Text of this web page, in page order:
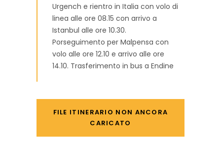
Urgench e rientro in Italia con volo di
linea alle ore 08.15 con arrivo a
Istanbul alle ore 10.30.
Porseguimento per Malpensa con
volo alle ore 12.10 e arrivo alle ore
14.10. Trasferimento in bus a Endine
FILE ITINERARIO NON ANCORA
CARICATO